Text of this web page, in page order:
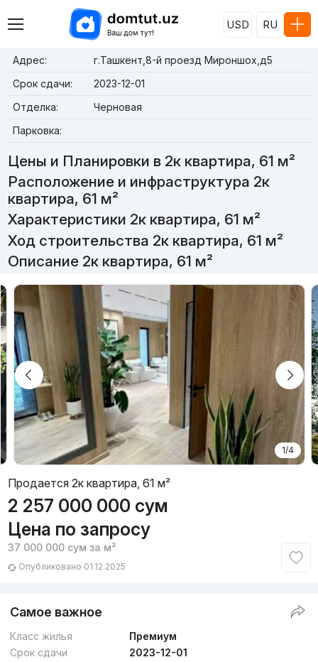
USD RU
Адрес:
г.Ташкент,8-й проезд Мироншох,д5
Срок сдачи:
2023-12-01
Отделка:
Черновая
Парковка:
Цены и Планировки в 2к квартира, 61 м²
Расположение и инфраструктура 2к
квартира, 61 м²
Характеристики 2к квартира, 61 м²
Ход строительства 2к квартира, 61 м²
Описание 2к квартира, 61 м²
1/4
Продается 2к квартира, 61 м²
2 257 000 000 сум
Цена по запросу
37 000 000 сум за м²
Опубликовано 01.12.2025
Самое важное
Класс жилья
Премиум
Срок сдачи
2023-12-01